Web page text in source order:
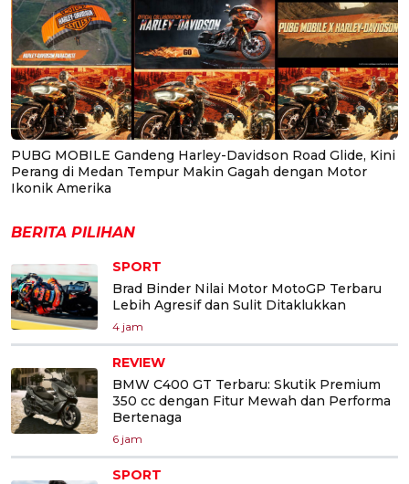
PUBG MOBILE Gandeng Harley-Davidson Road Glide, Kini
Perang di Medan Tempur Makin Gagah dengan Motor
Ikonik Amerika
BERITA PILIHAN
SPORT
Brad Binder Nilai Motor MotoGP Terbaru
Lebih Agresif dan Sulit Ditaklukkan
4 jam
REVIEW
BMW C400 GT Terbaru: Skutik Premium
350 cc dengan Fitur Mewah dan Performa
Bertenaga
6 jam
SPORT